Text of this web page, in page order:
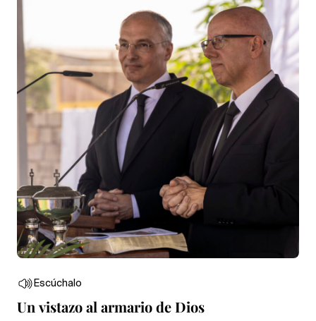
Escúchalo
Un vistazo al armario de Dios